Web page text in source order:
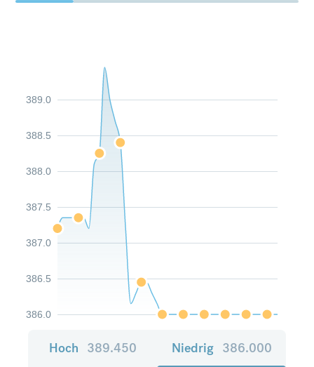
386.0
386.5
387.0
387.5
388.0
388.5
389.0
Hoch 389.450 Niedrig 386.000